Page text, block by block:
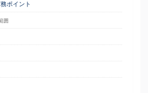
ポイント
囲